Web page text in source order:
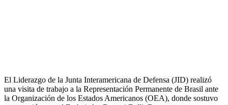
El Liderazgo de la Junta Interamericana de Defensa (JID) realizó
una visita de trabajo a la Representación Permanente de Brasil ante
la Organización de los Estados Americanos (OEA), donde sostuvo